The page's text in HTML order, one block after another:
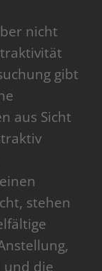
nicht
gibt
aus Sicht
stehen
und die